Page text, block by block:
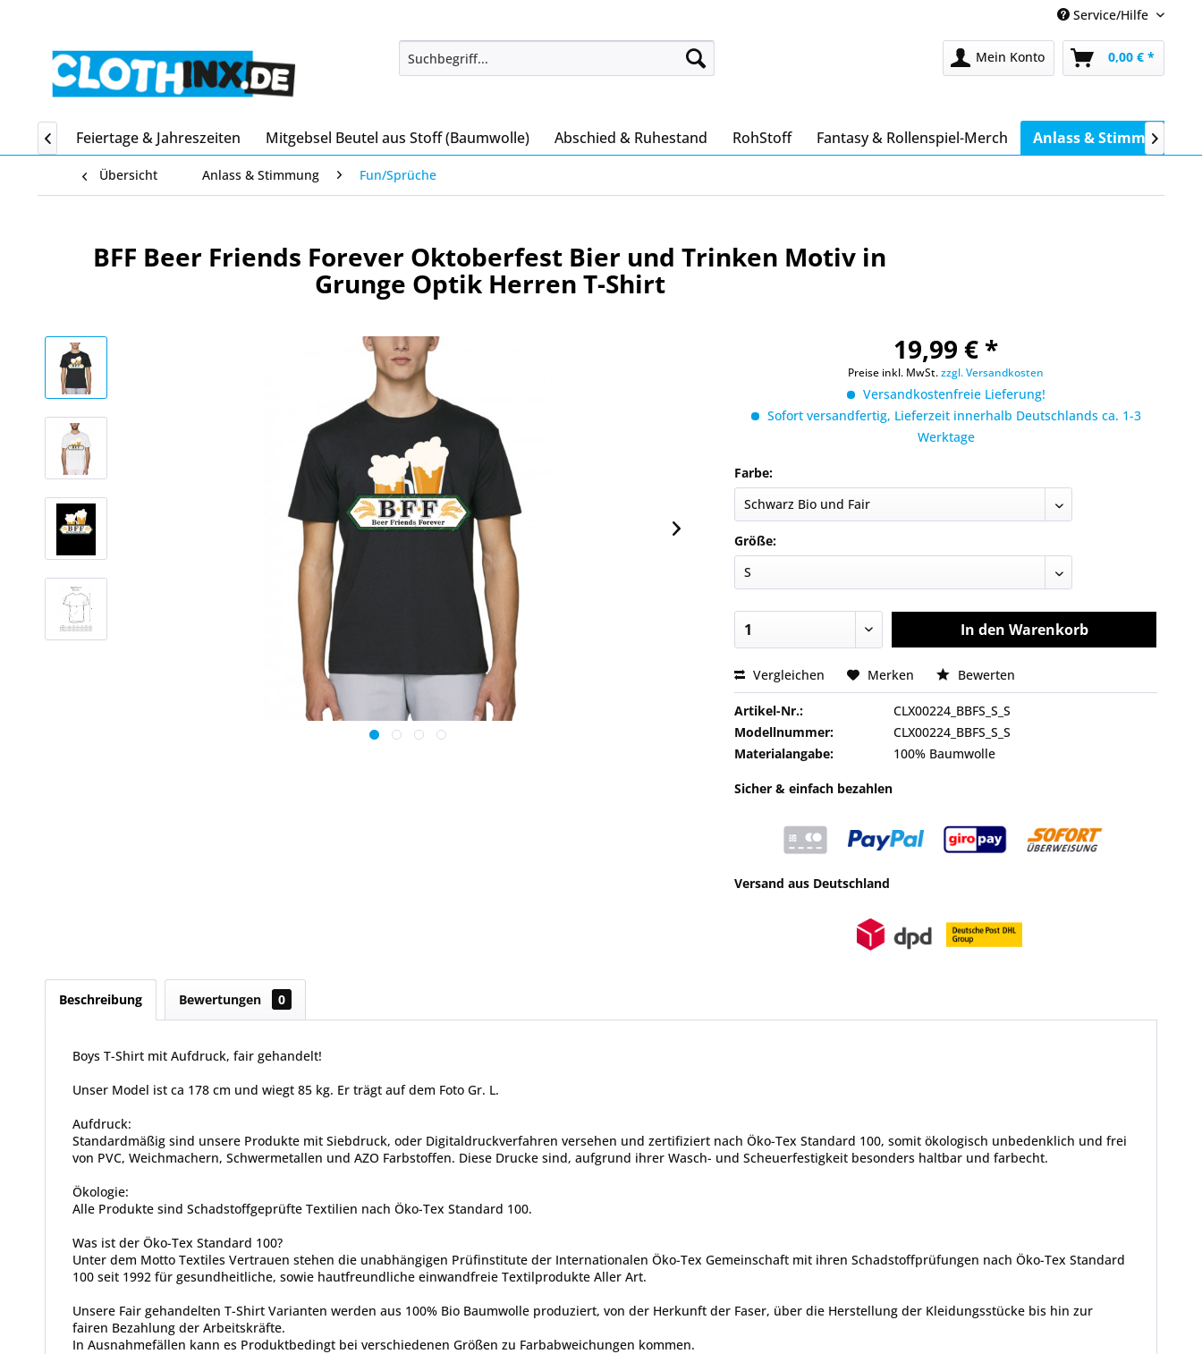
Service/Hilfe
Mein Konto 0,00 € *
Home Feiertage & Jahreszeiten Mitgebsel Beutel aus Stoff (Baumwolle) Abschied & Ruhestand RohStoff Fantasy & Rollenspiel-Merch Anlass & Stimmung
 
Übersicht Anlass & Stimmung Fun/Sprüche
BFF Beer Friends Forever Oktoberfest Bier und Trinken Motiv in
Grunge Optik Herren T-Shirt
19,99 € *
Preise inkl. MwSt.zzgl. Versandkosten
Versandkostenfreie Lieferung!
Sofort versandfertig, Lieferzeit innerhalb Deutschlands ca. 1-3
Werktage
Farbe:
Größe:
In den Warenkorb
Vergleichen Merken Bewerten
Artikel-Nr.:
CLX00224_BBFS_S_S
Modellnummer:
CLX00224_BBFS_S_S
Materialangabe:
100% Baumwolle
Sicher & einfach bezahlen
Versand aus Deutschland
Beschreibung Bewertungen 0
Boys T-Shirt mit Aufdruck, fair gehandelt!
Unser Model ist ca 178 cm und wiegt 85 kg. Er trägt auf dem Foto Gr. L.
Aufdruck:
Standardmäßig sind unsere Produkte mit Siebdruck, oder Digitaldruckverfahren versehen und zertifiziert nach Öko-Tex Standard 100, somit ökologisch unbedenklich und frei
von PVC, Weichmachern, Schwermetallen und AZO Farbstoffen. Diese Drucke sind, aufgrund ihrer Wasch- und Scheuerfestigkeit besonders haltbar und farbecht.
Ökologie:
Alle Produkte sind Schadstoffgeprüfte Textilien nach Öko-Tex Standard 100.
Was ist der Öko-Tex Standard 100?
Unter dem Motto Textiles Vertrauen stehen die unabhängigen Prüfinstitute der Internationalen Öko-Tex Gemeinschaft mit ihren Schadstoffprüfungen nach Öko-Tex Standard
100 seit 1992 für gesundheitliche, sowie hautfreundliche einwandfreie Textilprodukte Aller Art.
Unsere Fair gehandelten T-Shirt Varianten werden aus 100% Bio Baumwolle produziert, von der Herkunft der Faser, über die Herstellung der Kleidungsstücke bis hin zur
fairen Bezahlung der Arbeitskräfte.
In Ausnahmefällen kann es Produktbedingt bei verschiedenen Größen zu Farbabweichungen kommen.